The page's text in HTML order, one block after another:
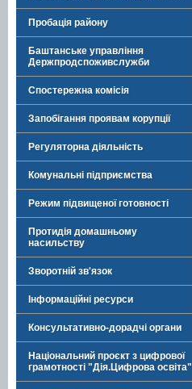
Пробація району
Баштанське управління
Держпродспоживслужби
Спостережна комісія
Запобігання проявам корупції
Регуляторна діяльність
Комунальні підприємства
Режим підвищеної готовності
Протидія домашньому
насильству
Зворотній зв'язок
Інформаційні ресурси
Консультативно-дорадчі органи
Національний проєкт з цифрової
грамотності "Дія.Цифрова освіта"